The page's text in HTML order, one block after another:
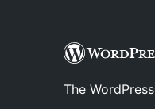
The